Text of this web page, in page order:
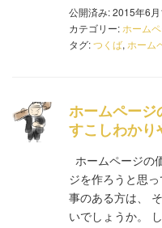
公開済み: 2015年6月
カテゴリー: ホーム
タグ:つくば, ホーム
ホームページ
すこしわかり
ホームページの
ジを作ろうと思
事のある方は、
いでしょうか。